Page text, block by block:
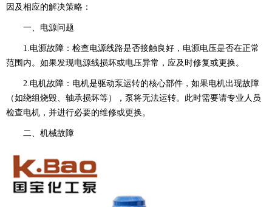
因及相应的解决策略：
一、电源问题
1.电源故障：检查电源线路是否接触良好，电源电压是否在正常
范围内。如果发现电源线损坏或电压异常，应及时修复或更换。
2.电机故障：电机是驱动泵运转的核心部件，如果电机出现故障
（如绕组烧毁、轴承损坏等），泵将无法运转。此时需要请专业人员
检查电机，并进行必要的维修或更换。
二、机械故障